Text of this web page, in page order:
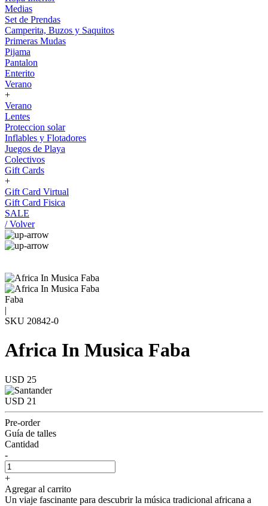
Medias
Set de Prendas
Camperita, Buzos y Saquitos
Primeras Mudas
Pijama
Pantalon
Enterito
Verano
+
Verano
Lentes
Proteccion solar
Inflables y Flotadores
Juegos de Playa
Colectivos
Gift Cards
+
Gift Card Virtual
Gift Card Fisica
SALE
/ Volver
Faba
|
SKU 20842-0
Africa In Musica Faba
USD 25
USD 21
Pre-order
Guía de talles
Cantidad
-
+
Agregar al carrito
Un viaje fascinante para descubrir la música tradicional africana a